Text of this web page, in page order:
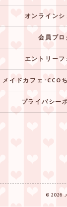
オンライン
会員ブロ
エントリー
プライバシー
© 2026